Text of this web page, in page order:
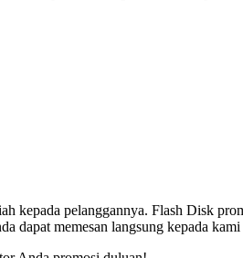
kepada pelanggannya. Flash Disk
dapat memesan langsung kepada